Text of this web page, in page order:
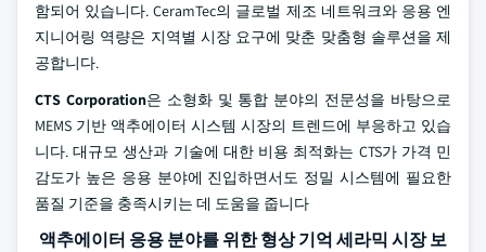
함되어 있습니다. CeramTec의 글로벌 제조 네트워크와 응용 엔
지니어링 역량은 지역별 시장 요구에 맞춘 맞춤형 솔루션을 제
공합니다.
CTS Corporation은 소형화 및 통합 분야의 전문성을 바탕으로
MEMS 기반 액추에이터 시스템 시장의 트렌드에 부응하고 있습
니다. 대규모 생산과 기술에 대한 비용 최적화는 CTS가 가격 민
감도가 높은 응용 분야에 진입하면서도 정밀 시스템에 필요한
품질 기준을 충족시키는 데 도움을 줍니다
액추에이터 응용 분야를 위한 형상 기억 세라믹 시장 보